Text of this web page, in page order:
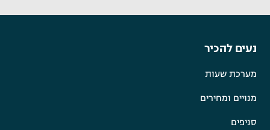
נעים להכיר
מערכת שעות
מנויים ומחירים
סניפים